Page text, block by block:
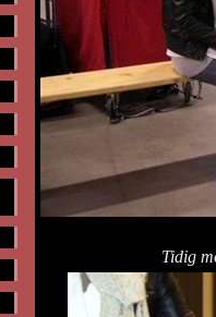
Tidig